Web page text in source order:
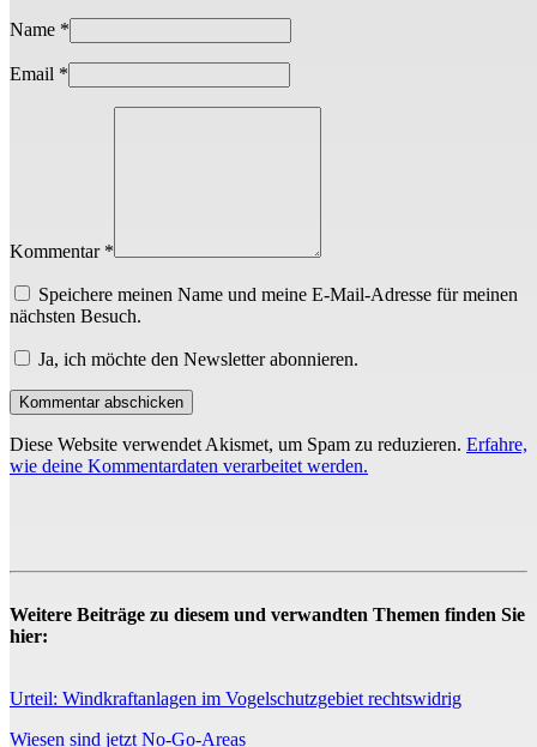
Name *
Email *
Kommentar *
Speichere meinen Name und meine E-Mail-Adresse für meinen
nächsten Besuch.
Ja, ich möchte den Newsletter abonnieren.
Diese Website verwendet Akismet, um Spam zu reduzieren. Erfahre,
wie deine Kommentardaten verarbeitet werden.
Weitere Beiträge zu diesem und verwandten Themen finden Sie
hier:
Urteil: Windkraftanlagen im Vogelschutzgebiet rechtswidrig
Wiesen sind jetzt No-Go-Areas